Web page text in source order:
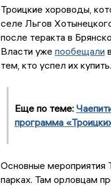
Троицкие хороводы,
селе Льгов
после теракта в
Власти уже пообещали
тем, кто успел их купить.
Еще по теме:
программа
Основные мероприятия
парках. Там орловцам